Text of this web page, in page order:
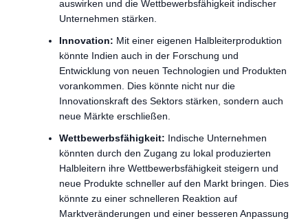
auswirken und die Wettbewerbsfähigkeit indischer
Unternehmen stärken.
Innovation: Mit einer eigenen Halbleiterproduktion
könnte Indien auch in der Forschung und
Entwicklung von neuen Technologien und Produkten
vorankommen. Dies könnte nicht nur die
Innovationskraft des Sektors stärken, sondern auch
neue Märkte erschließen.
Wettbewerbsfähigkeit: Indische Unternehmen
könnten durch den Zugang zu lokal produzierten
Halbleitern ihre Wettbewerbsfähigkeit steigern und
neue Produkte schneller auf den Markt bringen. Dies
könnte zu einer schnelleren Reaktion auf
Marktveränderungen und einer besseren Anpassung